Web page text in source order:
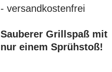
- versandkostenfrei
Sauberer Grillspaß mit
nur einem Sprühstoß!